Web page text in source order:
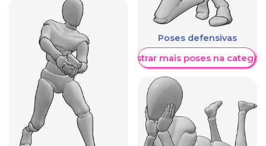
Poses defensivas
Mostrar mais poses na